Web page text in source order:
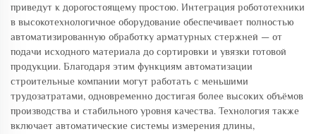
приведут к дорогостоящему простою. Интеграция робототехники
в высокотехнологичное оборудование обеспечивает полностью
автоматизированную обработку арматурных стержней — от
подачи исходного материала до сортировки и увязки готовой
продукции. Благодаря этим функциям автоматизации
строительные компании могут работать с меньшими
трудозатратами, одновременно достигая более высоких объёмов
производства и стабильного уровня качества. Технология также
включает автоматические системы измерения длины,